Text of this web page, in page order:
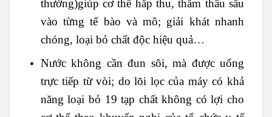
thường)giúp cơ thể hấp thu, thẩm thấu sâu
vào từng tế bào và mô; giải khát nhanh
chóng, loại bỏ chất độc hiệu quả…
Nước không cần đun sôi, mà được uống
trực tiếp từ vòi; do lõi lọc của máy có khả
năng loại bỏ 19 tạp chất không có lợi cho